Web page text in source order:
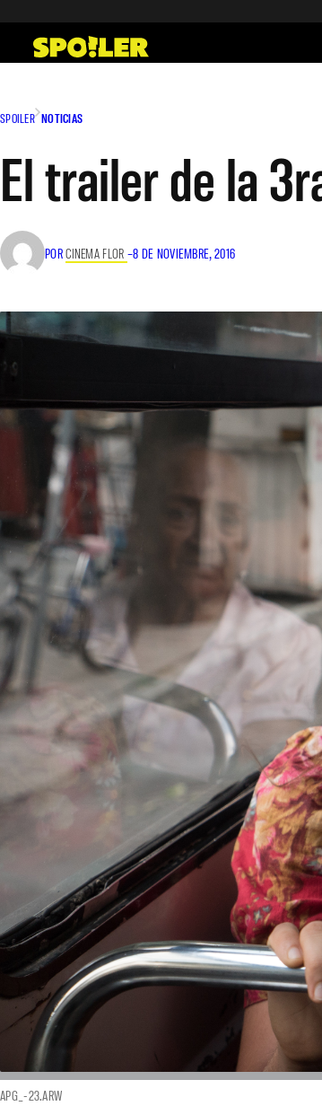
contenido
SPOILER NOTICIAS
El trailer de la
PORCINEMA FLOR –8 DE NOVIEMBRE, 2016
APG_-23.ARW